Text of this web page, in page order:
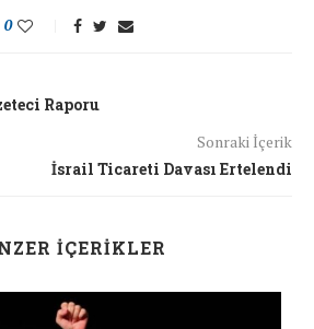
0
Raporu
Sonraki İçerik
İsrail Ticareti Davası Ertelendi
İÇERIKLER